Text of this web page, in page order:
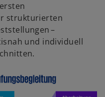
strukturierten
–
und individuell